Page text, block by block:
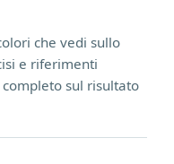
che vedi sullo
e riferimenti
sul risultato